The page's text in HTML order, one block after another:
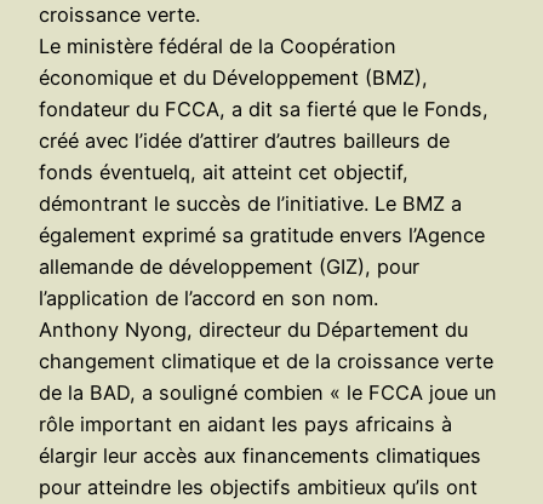
croissance verte.
Le ministère fédéral de la Coopération
économique et du Développement (BMZ),
fondateur du FCCA, a dit sa fierté que le Fonds,
créé avec l’idée d’attirer d’autres bailleurs de
fonds éventuelq, ait atteint cet objectif,
démontrant le succès de l’initiative. Le BMZ a
également exprimé sa gratitude envers l’Agence
allemande de développement (GIZ), pour
l’application de l’accord en son nom.
Anthony Nyong, directeur du Département du
changement climatique et de la croissance verte
de la BAD, a souligné combien « le FCCA joue un
rôle important en aidant les pays africains à
élargir leur accès aux financements climatiques
pour atteindre les objectifs ambitieux qu’ils ont